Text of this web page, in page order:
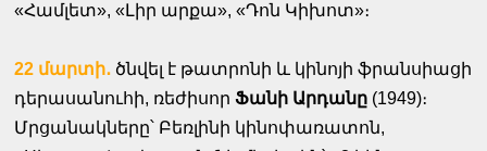
«Համլետ», «Լիր արքա», «Դոն Կիխոտ»։
22 մարտի․ ծնվել է թատրոնի և կինոյի ֆրանսիացի
դերասանուհի, ռեժիսորՖանի Արդանը (1949)։
Մրցանակները՝ Բեռլինի կինոփառատոն,